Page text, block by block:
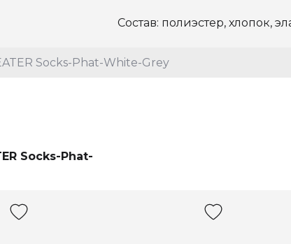
Socks-Phat-White-Grey
Состав: полиэстер, хлопок,
Socks-Phat-